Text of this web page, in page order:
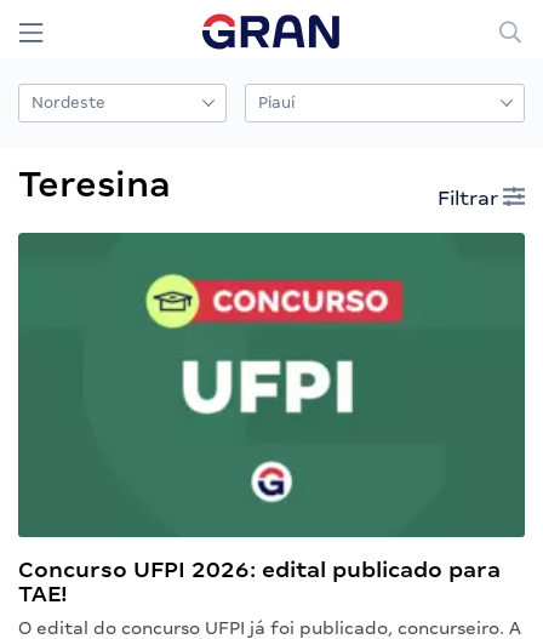
Teresina Filtrar
Concurso UFPI 2026: edital publicado para
TAE!
O edital do concurso UFPI já foi publicado, concurseiro. A